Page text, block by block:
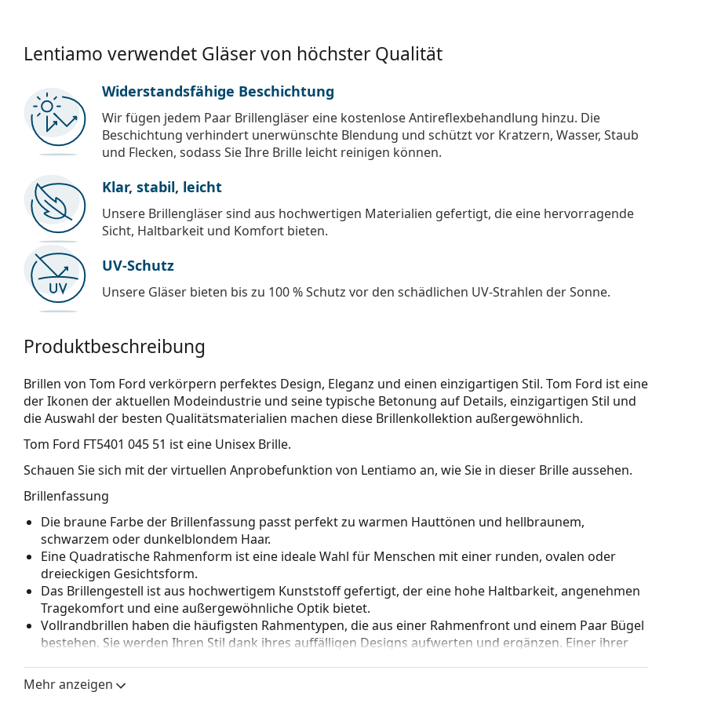
Lentiamo verwendet Gläser von höchster Qualität
Widerstandsfähige Beschichtung
Wir fügen jedem Paar Brillengläser eine kostenlose Antireflexbehandlung hinzu. Die
Beschichtung verhindert unerwünschte Blendung und schützt vor Kratzern, Wasser, Staub
und Flecken, sodass Sie Ihre Brille leicht reinigen können.
Klar, stabil, leicht
Unsere Brillengläser sind aus hochwertigen Materialien gefertigt, die eine hervorragende
Sicht, Haltbarkeit und Komfort bieten.
UV-Schutz
Unsere Gläser bieten bis zu 100 % Schutz vor den schädlichen UV-Strahlen der Sonne.
Produktbeschreibung
Brillen von Tom Ford verkörpern perfektes Design, Eleganz und einen einzigartigen Stil. Tom Ford ist eine
der Ikonen der aktuellen Modeindustrie und seine typische Betonung auf Details, einzigartigen Stil und
die Auswahl der besten Qualitätsmaterialien machen diese Brillenkollektion außergewöhnlich.
Tom Ford FT5401 045 51 ist eine Unisex Brille.
Schauen Sie sich mit der virtuellen Anprobefunktion von Lentiamo an, wie Sie in dieser Brille aussehen.
Brillenfassung
Die braune Farbe der Brillenfassung passt perfekt zu warmen Hauttönen und hellbraunem,
schwarzem oder dunkelblondem Haar.
Eine Quadratische Rahmenform ist eine ideale Wahl für Menschen mit einer runden, ovalen oder
dreieckigen Gesichtsform.
Das Brillengestell ist aus hochwertigem Kunststoff gefertigt, der eine hohe Haltbarkeit, angenehmen
Tragekomfort und eine außergewöhnliche Optik bietet.
Vollrandbrillen haben die häufigsten Rahmentypen, die aus einer Rahmenfront und einem Paar Bügel
bestehen. Sie werden Ihren Stil dank ihres auffälligen Designs aufwerten und ergänzen. Einer ihrer
vor allem ihr Schutz vor Beschädigungen. Dieser Rahmentyp ist für alle Gläser geeignet, auch für
Gläser mit höherer optischer Leistung.
Mehr anzeigen